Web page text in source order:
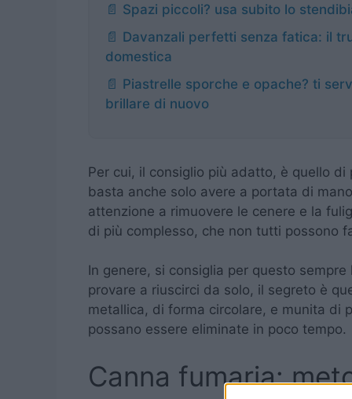
📄 Spazi piccoli? usa subito lo
📄 Davanzali perfetti senza fatica: il
domestica
📄 Piastrelle sporche e opache? ti
brillare di nuovo
Per cui, il consiglio più adatto, è quello
basta anche solo avere a portata di
attenzione a rimuovere le cenere e la
di più complesso, che non tutti possono
In genere, si consiglia per questo
provare a riuscirci da solo, il segreto è
metallica, di forma circolare, e munita di
possano essere eliminate in poco tempo.
Canna fumaria: